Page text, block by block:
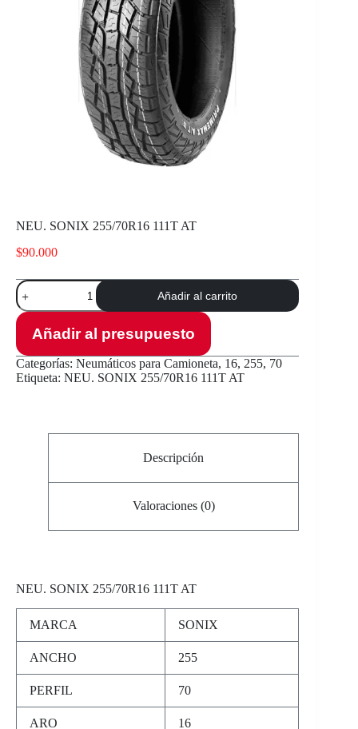
NEU. SONIX 255/70R16 111T AT
$90.000
NEU.
SONIX
255/70R16
111T
cantidad
Añadir al carrito
Añadir al presupuesto
Categorías: Neumáticos para Camioneta, 16, 255, 70
Etiqueta: NEU. SONIX 255/70R16 111T AT
Descripción
Valoraciones (0)
NEU. SONIX 255/70R16 111T AT
MARCA SONIX
ANCHO 255
PERFIL 70
ARO 16